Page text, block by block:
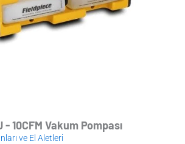
10CFM Vakum Pompası
ve El Aletleri